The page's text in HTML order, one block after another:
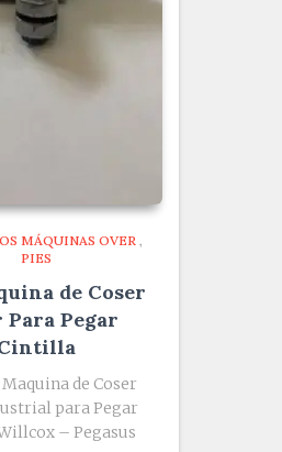
MÁQUINAS OVER
PIES
de Coser
Para Pegar
de Coser
para Pegar
– Pegasus